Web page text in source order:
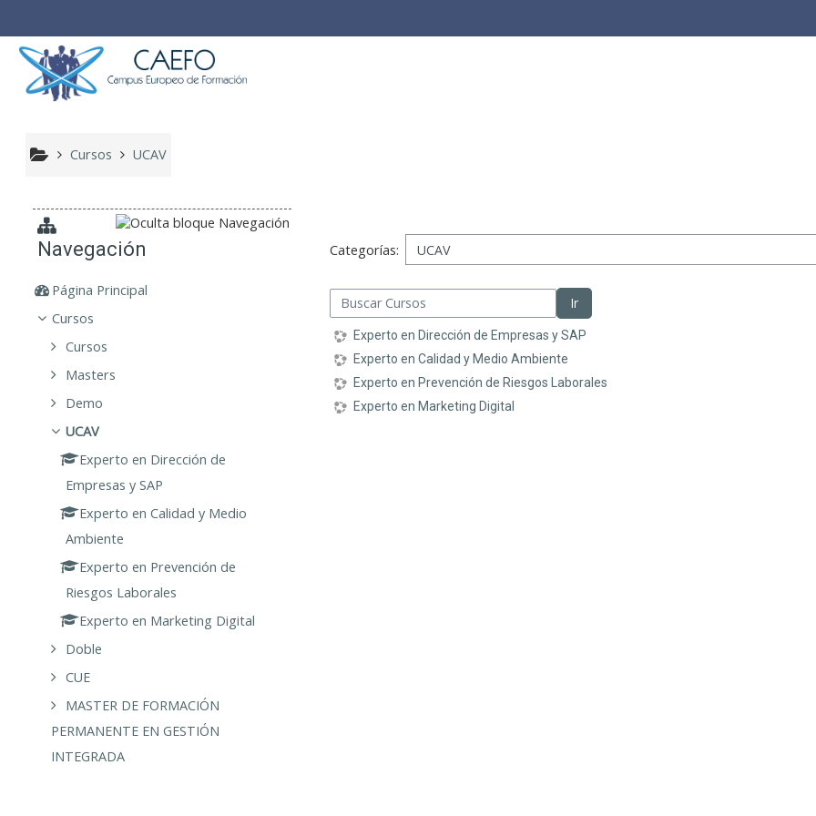
Cursos UCAV
Categorías:
Buscar Cursos Ir
Experto en Dirección de Empresas y SAP
Experto en Calidad y Medio Ambiente
Experto en Prevención de Riesgos Laborales
Experto en Marketing Digital
Navegación
Página Principal
Cursos
Cursos
Masters
Demo
UCAV
Experto en Dirección de
Empresas y SAP
Experto en Calidad y Medio
Ambiente
Experto en Prevención de
Riesgos Laborales
Experto en Marketing Digital
Doble
CUE
MASTER DE FORMACIÓN
PERMANENTE EN GESTIÓN
INTEGRADA